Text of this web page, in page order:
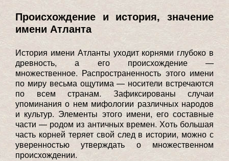
Происхождение и история, значение
имени Атланта
История имени Атланты уходит корнями глубоко в
древность, а его происхождение —
множественное. Распространенность этого имени
по миру весьма ощутима — носители встречаются
по всем странам. Зафиксированы случаи
упоминания о нем мифологии различных народов
и культур. Элементы этого имени, его составные
части — родом из античных времен. Хоть большая
часть корней теряет свой след в истории, можно с
уверенностью утверждать о множественном
происхождении.